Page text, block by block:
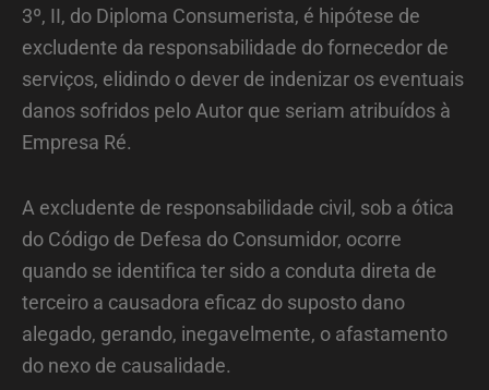
3º, II, do Diploma Consumerista, é hipótese de
excludente da responsabilidade do fornecedor de
serviços, elidindo o dever de indenizar os eventuais
danos sofridos pelo Autor que seriam atribuídos à
Empresa Ré.
A excludente de responsabilidade civil, sob a ótica
do Código de Defesa do Consumidor, ocorre
quando se identifica ter sido a conduta direta de
terceiro a causadora eficaz do suposto dano
alegado, gerando, inegavelmente, o afastamento
do nexo de causalidade.